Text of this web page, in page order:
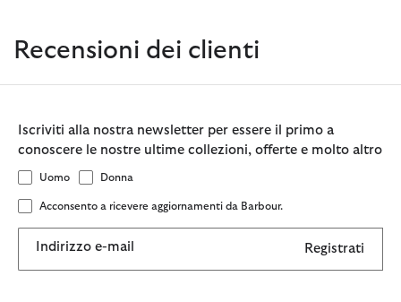
Recensioni dei clienti
Iscriviti alla nostra newsletter per essere il primo a
conoscere le nostre ultime collezioni, offerte e molto altro
Uomo Donna
Acconsento a ricevere aggiornamenti da Barbour.
Indirizzo e-mail Registrati